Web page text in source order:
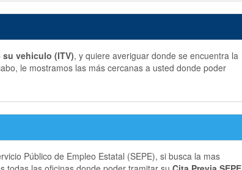
vehiculo (ITV), y quiere averiguar donde se encuentra la
le mostramos las más cercanas a usted donde poder
Público de Empleo Estatal (SEPE), si busca la mas